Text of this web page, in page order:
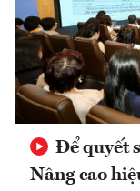
Để quyết
Nâng cao